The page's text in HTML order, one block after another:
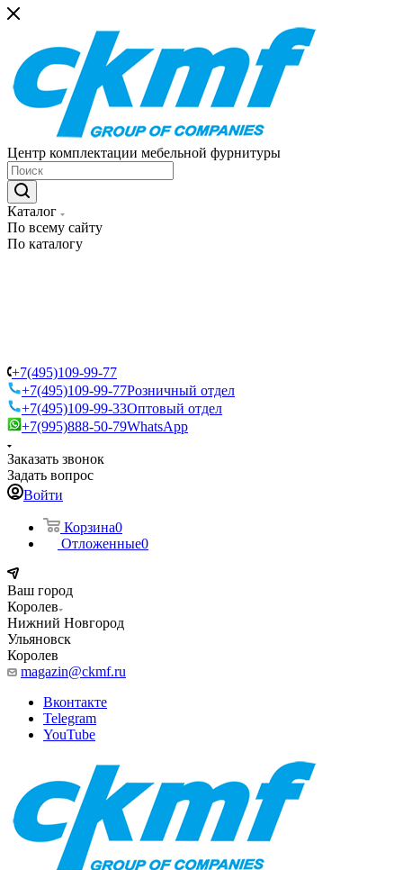
Центр комплектации мебельной фурнитуры
Каталог
По всему сайту
По каталогу
+7(495)109-99-77
+7(495)109-99-77Розничный отдел
+7(495)109-99-33Оптовый отдел
+7(995)888-50-79WhatsApp
Заказать звонок
Задать вопрос
Войти
Корзина0
Отложенные0
Ваш город
Королев
Нижний Новгород
Ульяновск
Королев
magazin@ckmf.ru
Вконтакте
Telegram
YouTube